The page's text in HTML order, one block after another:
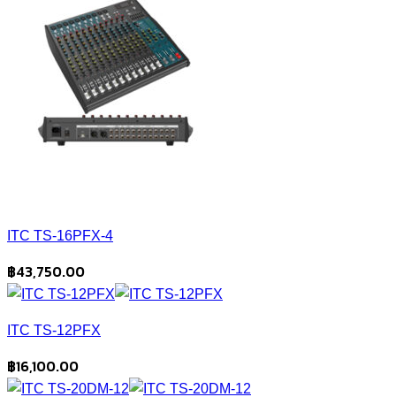
ITC TS-16PFX-4
฿43,750.00
ITC TS-12PFX
฿16,100.00